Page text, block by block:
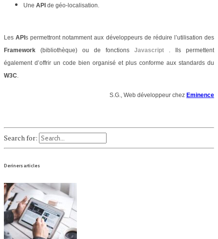
Une API de géo-localisation.
LesAPIs permettront notamment aux développeurs de réduire l’utilisation des
Framework (bibliothèque) ou de fonctions Javascript
. Ils permettent
également d’offrir un code bien organisé et plus conforme aux standards du
W3C.
S.G., Web développeur chez Eminence
Search for:
Deriners articles